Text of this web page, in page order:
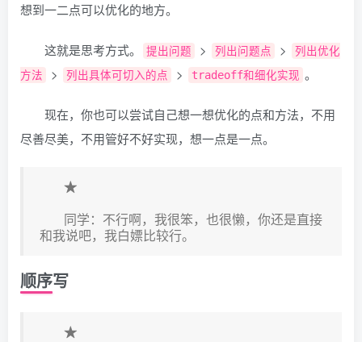
想到一二点可以优化的地方。
这就是思考方式。 提出问题 > 列出问题点 >
列出优化
方法
> 列出具体可切入的点 > tradeoff和细化实现 。
现在，你也可以尝试自己想一想优化的点和方法，不用
尽善尽美，不用管好不好实现，想一点是一点。
★
同学：不行啊，我很笨，也很懒，你还是直接
和我说吧，我白嫖比较行。
顺序写
★